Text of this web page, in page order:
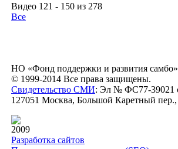
Видео 121 - 150 из 278
Все
НО «Фонд поддержки и развития
© 1999-2014 Все права защищены.
Свидетельство СМИ: Эл № ФС77-39021
127051 Москва, Большой Каретный пер.,
2009
Разработка сайтов